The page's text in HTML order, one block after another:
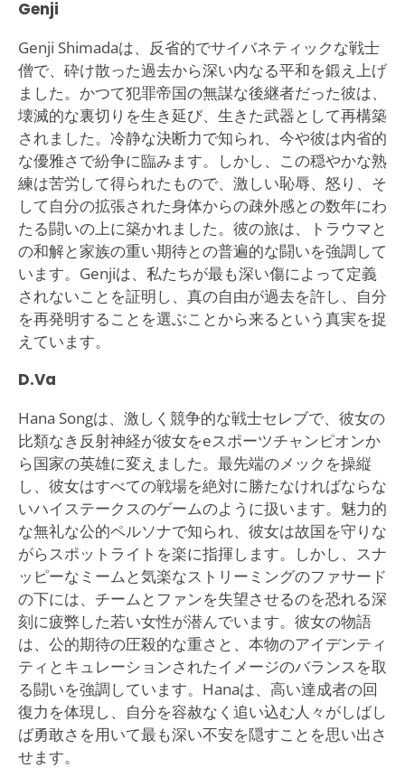
Genji
Genji Shimadaは、反省的でサイバネティックな戦士
僧で、砕け散った過去から深い内なる平和を鍛え上げ
ました。かつて犯罪帝国の無謀な後継者だった彼は、
壊滅的な裏切りを生き延び、生きた武器として再構築
されました。冷静な決断力で知られ、今や彼は内省的
な優雅さで紛争に臨みます。しかし、この穏やかな熟
練は苦労して得られたもので、激しい恥辱、怒り、そ
して自分の拡張された身体からの疎外感との数年にわ
たる闘いの上に築かれました。彼の旅は、トラウマと
の和解と家族の重い期待との普遍的な闘いを強調して
います。Genjiは、私たちが最も深い傷によって定義
されないことを証明し、真の自由が過去を許し、自分
を再発明することを選ぶことから来るという真実を捉
えています。
D.Va
Hana Songは、激しく競争的な戦士セレブで、彼女の
比類なき反射神経が彼女をeスポーツチャンピオンか
ら国家の英雄に変えました。最先端のメックを操縦
し、彼女はすべての戦場を絶対に勝たなければならな
いハイステークスのゲームのように扱います。魅力的
な無礼な公的ペルソナで知られ、彼女は故国を守りな
がらスポットライトを楽に指揮します。しかし、スナ
ッピーなミームと気楽なストリーミングのファサード
の下には、チームとファンを失望させるのを恐れる深
刻に疲弊した若い女性が潜んでいます。彼女の物語
は、公的期待の圧殺的な重さと、本物のアイデンティ
ティとキュレーションされたイメージのバランスを取
る闘いを強調しています。Hanaは、高い達成者の回
復力を体現し、自分を容赦なく追い込む人々がしばし
ば勇敢さを用いて最も深い不安を隠すことを思い出さ
せます。